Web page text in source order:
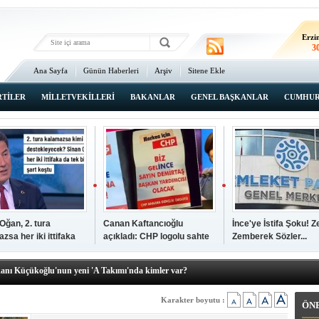
Ana Sayfa Günün Haberleri Arşiv Sitene Ekle
MİLLETVEKİLLERİ BAKANLAR GENEL BAŞKANLAR
2. tura
her iki ittifaka
şartını sundu
Canan Kaftancıoğlu
açıkladı: CHP logolu sahte
broşürleri AKP'liler
bastırmış
İnce'ye İstifa Şoku!
Zemberek Sözler...
Ali Öğdük, mazbatasını aldı…
Küçükoğlu'nun yeni 'A Takımı'nda kimler var?
Tarihi günde, tarihi açılış
Zafer Tarıkdaroğlu, oyunu memleketinde kullandı
Karakter boyutu :